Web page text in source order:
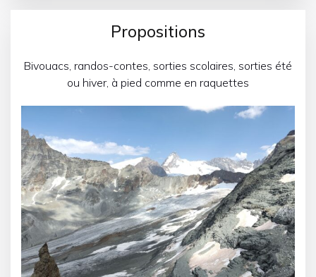
Propositions
Bivouacs, randos-contes, sorties scolaires, sorties été
ou hiver, à pied comme en raquettes